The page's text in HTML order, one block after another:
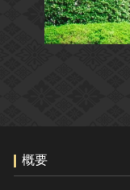
世界遺産と無形文化遺産
全国の美術館・博物館
概要